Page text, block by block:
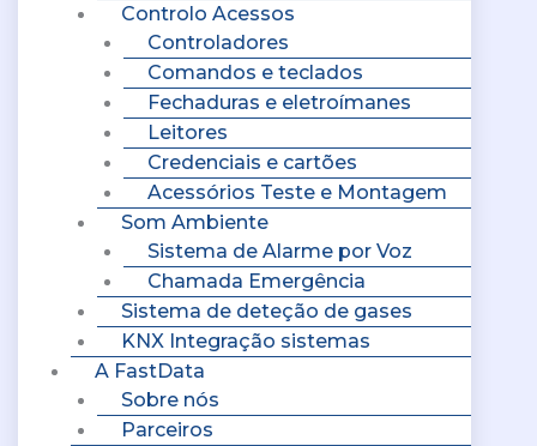
Controlo Acessos
Controladores
Comandos e teclados
Fechaduras e eletroímanes
Leitores
Credenciais e cartões
Acessórios Teste e Montagem
Som Ambiente
Sistema de Alarme por Voz
Chamada Emergência
Sistema de deteção de gases
KNX Integração sistemas
A FastData
Sobre nós
Parceiros